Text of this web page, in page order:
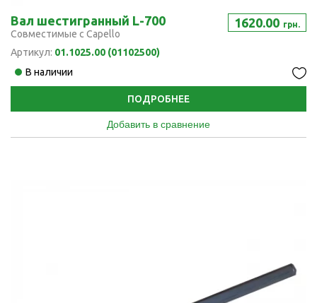
Вал шестигранный L-700
Совместимые с Capello
Артикул: 01.1025.00 (01102500)
1620.00 грн.
В наличии
ПОДРОБНЕЕ
Добавить в сравнение